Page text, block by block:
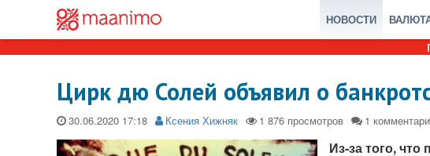
НОВОСТИ
Цирк дю Солей объявил о
30.06.2020 Ксения Хижняк
Из-за того,